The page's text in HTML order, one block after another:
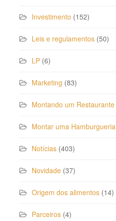
Investimento (152)
Leis e regulamentos (50)
LP (6)
Marketing (83)
Montando um Restaurante
Montar uma Hamburgueria
Notícias (403)
Novidade (37)
Origem dos alimentos (14)
Parceiros (4)